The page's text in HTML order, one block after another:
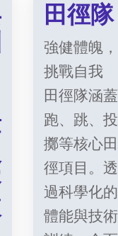
田徑隊
強健體魄，
挑戰自我
田徑隊涵蓋
跑、跳、投
擲等核心田
徑項目。透
過科學化的
體能與技術